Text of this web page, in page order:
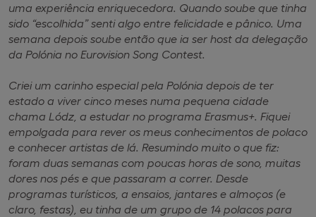
uma experiência enriquecedora. Quando soube que tinha
sido “escolhida” senti algo entre felicidade e pânico. Uma
semana depois soube então que ia ser host da delegação
da Polónia no Eurovision Song Contest.
Criei um carinho especial pela Polónia depois de ter
estado a viver cinco meses numa pequena cidade
chama Lódz, a estudar no programa Erasmus+. Fiquei
empolgada para rever os meus conhecimentos de polaco
e conhecer artistas de lá. Resumindo muito o que fiz:
foram duas semanas com poucas horas de sono, muitas
dores nos pés e que passaram a correr. Desde
programas turísticos, a ensaios, jantares e almoços (e
claro, festas), eu tinha de um grupo de 14 polacos para